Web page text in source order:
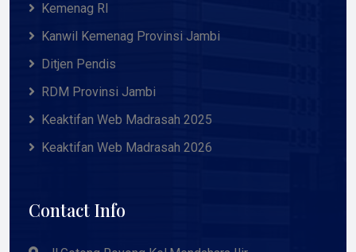
Kemenag RI
Kanwil Kemenag Provinsi Jambi
Ditjen Pendis
RDM Provinsi Jambi
Keaktifan Web Madrasah 2025
Keaktifan Web Madrasah 2026
Contact Info